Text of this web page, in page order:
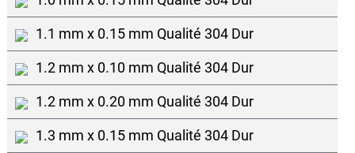
1.1 mm x 0.15 mm Qualité 304 Dur
1.2 mm x 0.10 mm Qualité 304 Dur
1.2 mm x 0.20 mm Qualité 304 Dur
1.3 mm x 0.15 mm Qualité 304 Dur